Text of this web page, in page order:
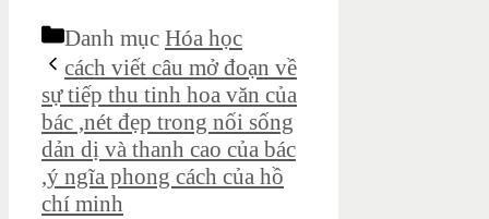
Danh mục Hóa học
cách viết câu mở đoạn về
sự tiếp thu tinh hoa văn của
bác ,nét đẹp trong nối sống
dản dị và thanh cao của bác
,ý ngĩa phong cách của hồ
chí minh